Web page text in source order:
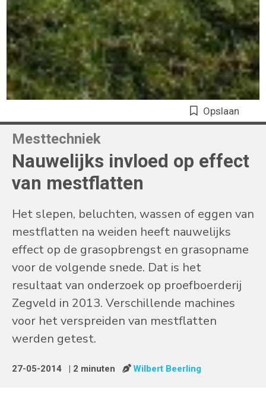
Opslaan
Mesttechniek
Nauwelijks invloed op effect
van mestflatten
Het slepen, beluchten, wassen of eggen van
mestflatten na weiden heeft nauwelijks
effect op de grasopbrengst en grasopname
voor de volgende snede. Dat is het
resultaat van onderzoek op proefboerderij
Zegveld in 2013. Verschillende machines
voor het verspreiden van mestflatten
werden getest.
27-05-2014 | 2 minuten Wilbert Beerling